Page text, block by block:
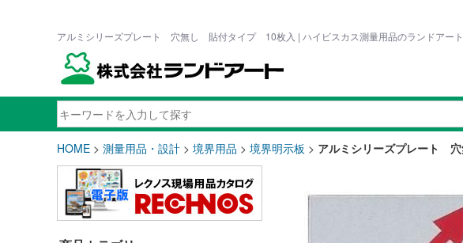
アルミシリーズプレート 穴無し 貼付タイプ 10枚入 | ハイビスカス測量用品のランドアート
HOME > 測量用品・設計 > 境界用品 > 境界明示板 > アルミシリーズプレート